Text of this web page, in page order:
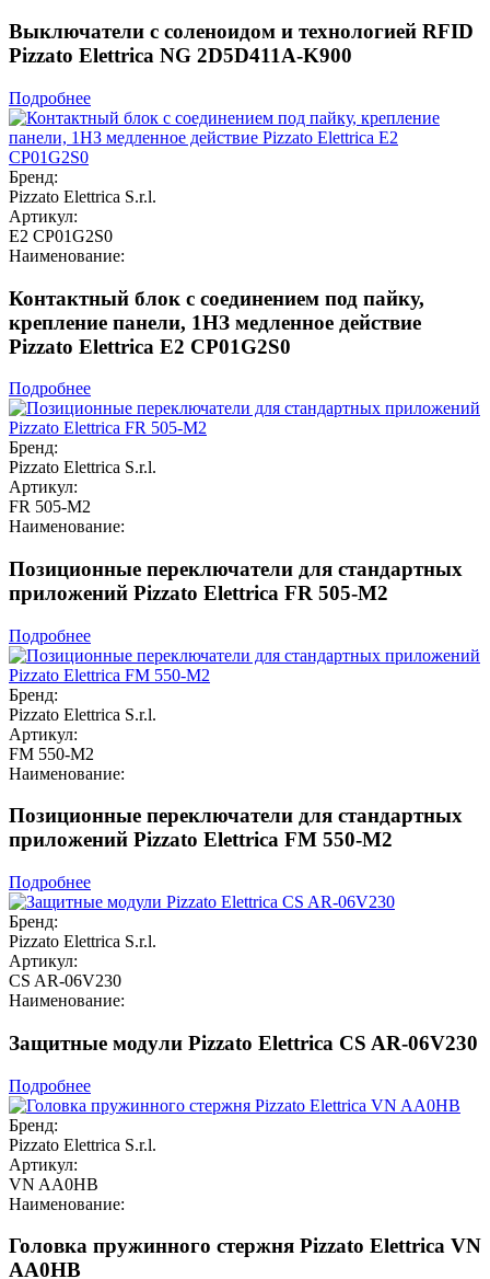
Выключатели с соленоидом и технологией RFID
Pizzato Elettrica NG 2D5D411A-K900
Подробнее
Бренд:
Pizzato Elettrica S.r.l.
Артикул:
E2 CP01G2S0
Наименование:
Контактный блок с соединением под пайку,
крепление панели, 1НЗ медленное действие
Pizzato Elettrica E2 CP01G2S0
Подробнее
Бренд:
Pizzato Elettrica S.r.l.
Артикул:
FR 505-M2
Наименование:
Позиционные переключатели для стандартных
приложений Pizzato Elettrica FR 505-M2
Подробнее
Бренд:
Pizzato Elettrica S.r.l.
Артикул:
FM 550-M2
Наименование:
Позиционные переключатели для стандартных
приложений Pizzato Elettrica FM 550-M2
Подробнее
Бренд:
Pizzato Elettrica S.r.l.
Артикул:
CS AR-06V230
Наименование:
Защитные модули Pizzato Elettrica CS AR-06V230
Подробнее
Бренд:
Pizzato Elettrica S.r.l.
Артикул:
VN AA0HB
Наименование:
Головка пружинного стержня Pizzato Elettrica VN
AA0HB